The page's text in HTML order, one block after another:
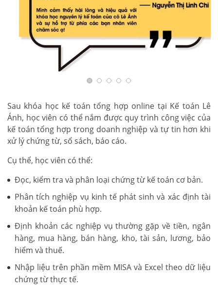
Sau khóa học kế toán tổng hợp online tại Kế toán Lê
Ánh, học viên có thể nắm được quy trình công việc của
kế toán tổng hợp trong doanh nghiệp và tự tin hơn khi
xử lý chứng từ, sổ sách, báo cáo.
Cụ thể, học viên có thể:
Đọc, kiểm tra và phân loại chứng từ kế toán cơ bản.
Phân tích nghiệp vụ kinh tế phát sinh và xác định tài
khoản kế toán phù hợp.
Định khoản các nghiệp vụ thường gặp về tiền, ngân
hàng, mua hàng, bán hàng, kho, tài sản, lương, bảo
hiểm và thuế.
Nhập liệu trên phần mềm MISA và Excel theo dữ liệu
chứng từ thực tế.